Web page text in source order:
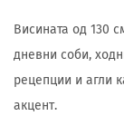
Висината од 130
дневни соби,
рецепции и агли
акцент.